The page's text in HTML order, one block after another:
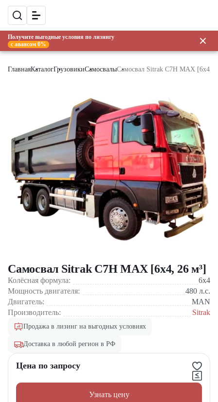
Получите выгодные условия по лизингу
с авансом 0%
ГлавнаяКаталогГрузовикиСамосвалыСамосвал Sitrak C7H MAX [6x4,
Самосвал Sitrak C7H MAX [6x4, 26 м³]
Колёсная формула:
6x4
Мощность двигателя:
480 л.с.
Двигатель:
MAN
Производитель:
Sitrak
Продажа в лизинг на выгодных условиях
Доставка в любой регион в РФ
Цена по запросу
Узнать цену